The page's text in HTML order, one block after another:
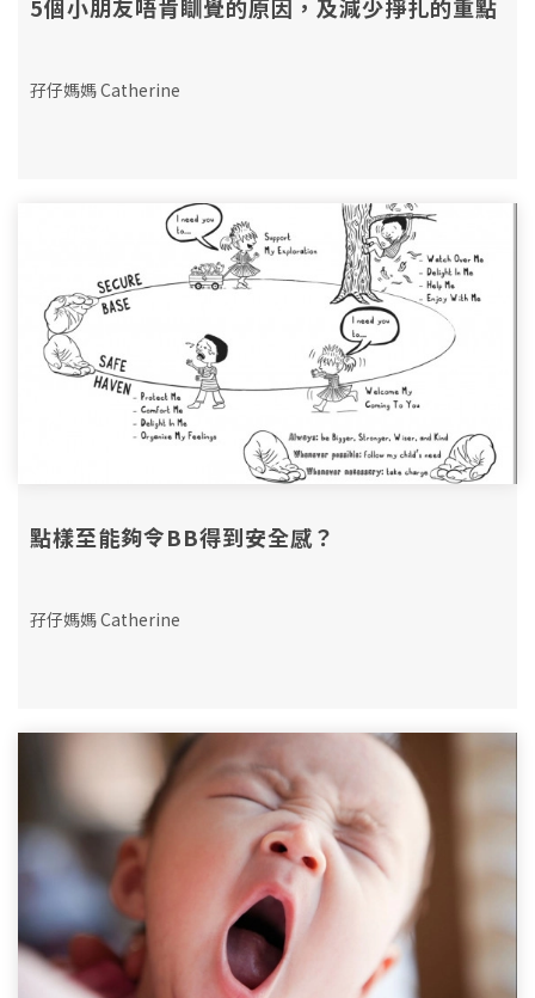
5個小朋友唔肯瞓覺的原因，及減少掙扎的重點
孖仔媽媽 Catherine
點樣至能夠令BB得到安全感？
孖仔媽媽 Catherine